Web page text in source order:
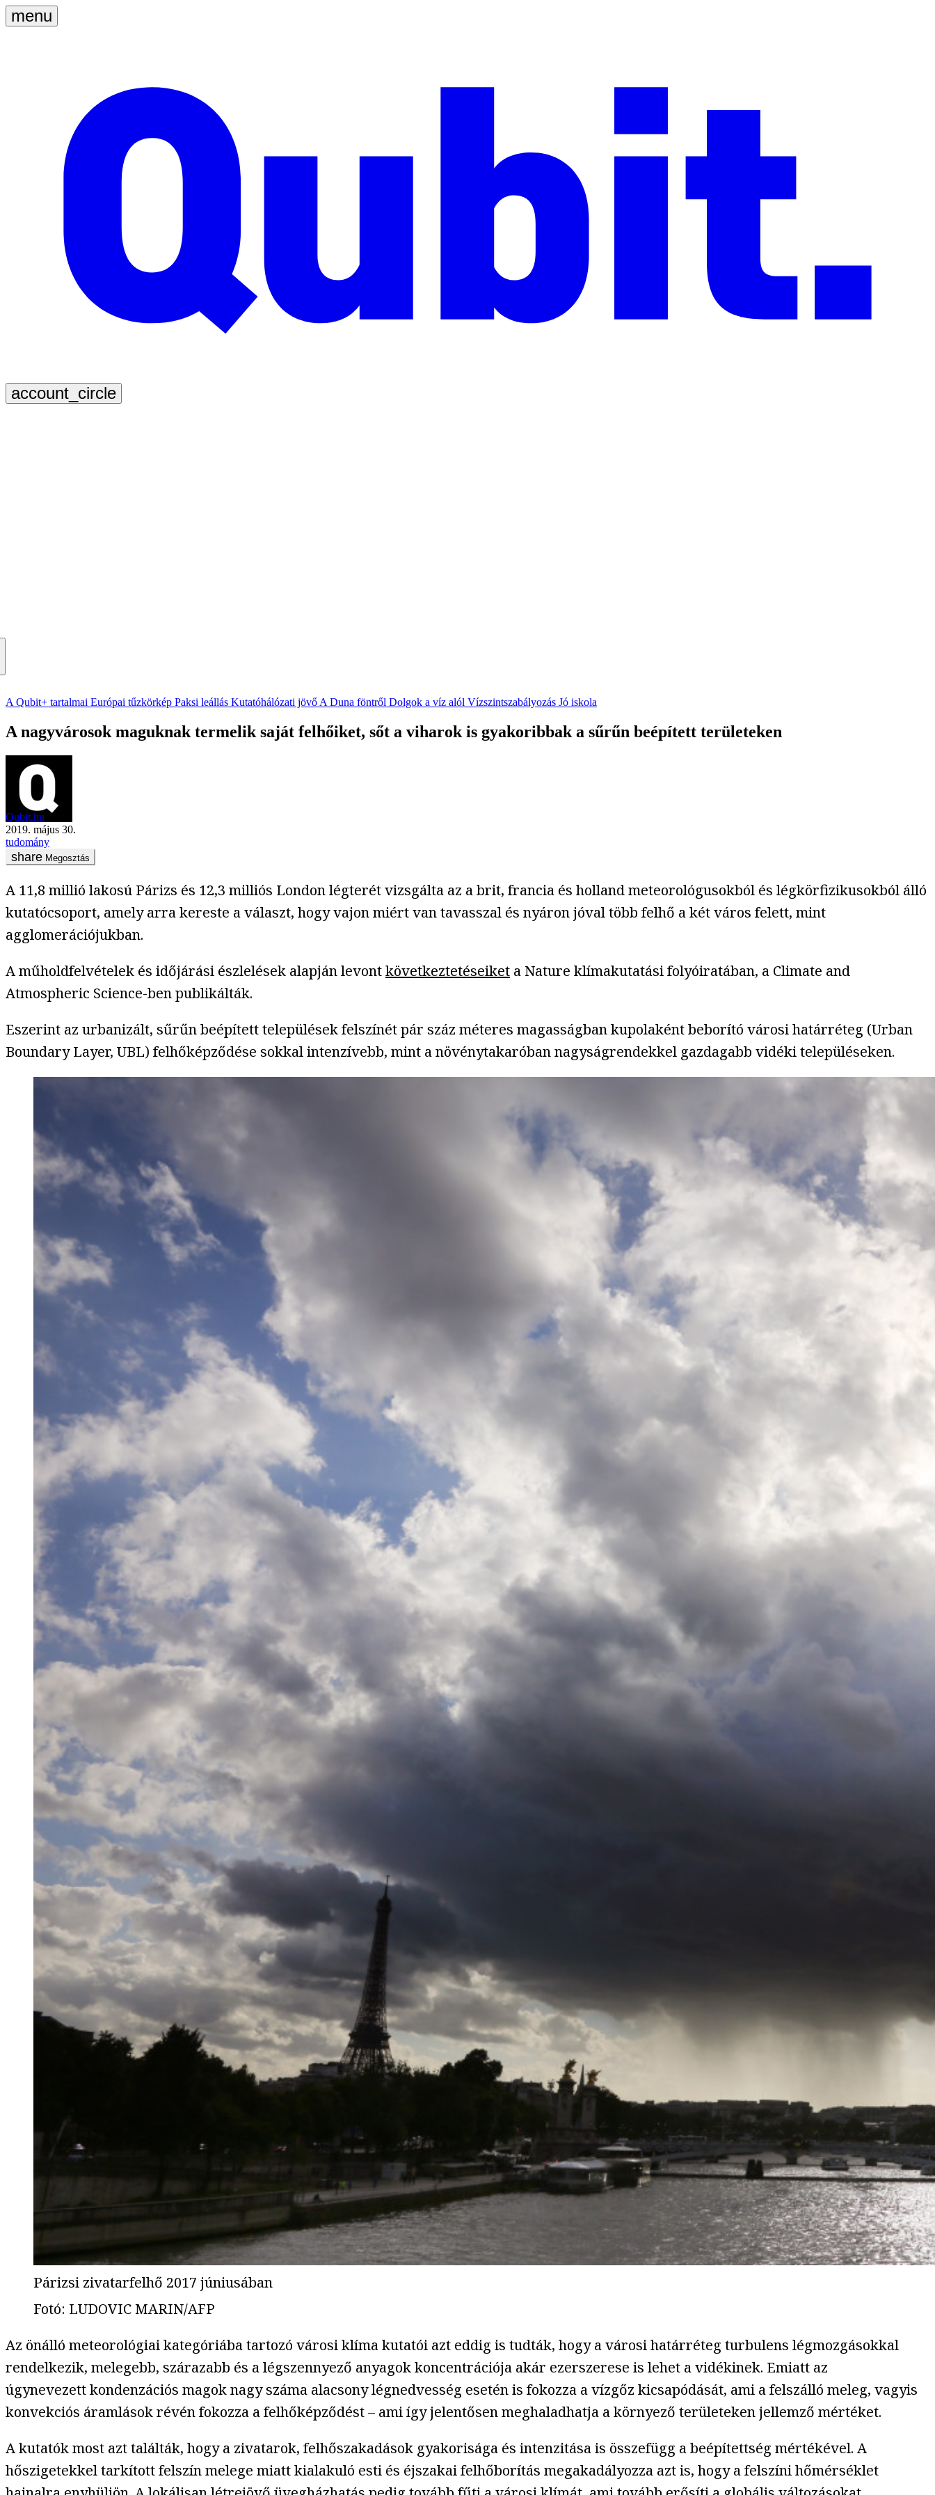
A Qubit+ tartalmai Európai tűzkörkép Paksi leállás Kutatóhálózati jövő A Duna föntről Dolgok a víz alól Vízszintszabályozás Jó iskola
A nagyvárosok maguknak termelik saját felhőiket, sőt a viharok is gyakoribbak a sűrűn beépített területeken
Qubit.hu
2019. május 30.
tudomány
Megosztás
A 11,8 millió lakosú Párizs és 12,3 milliós London légterét vizsgálta az a brit, francia és holland meteorológusokból és légkörfizikusokból álló
kutatócsoport, amely arra kereste a választ, hogy vajon miért van tavasszal és nyáron jóval több felhő a két város felett, mint
agglomerációjukban.
A műholdfelvételek és időjárási észlelések alapján levontkövetkeztetéseiket a Nature klímakutatási folyóiratában, a Climate and
Atmospheric Science-ben publikálták.
Eszerint az urbanizált, sűrűn beépített települések felszínét pár száz méteres magasságban kupolaként beborító városi határréteg (Urban
Boundary Layer, UBL) felhőképződése sokkal intenzívebb, mint a növénytakaróban nagyságrendekkel gazdagabb vidéki településeken.
Párizsi zivatarfelhő 2017 júniusában
Fotó: LUDOVIC MARIN/AFP
Az önálló meteorológiai kategóriába tartozó városi klíma kutatói azt eddig is tudták, hogy a városi határréteg turbulens légmozgásokkal
rendelkezik, melegebb, szárazabb és a légszennyező anyagok koncentrációja akár ezerszerese is lehet a vidékinek. Emiatt az
úgynevezett kondenzációs magok nagy száma alacsony légnedvesség esetén is fokozza a vízgőz kicsapódását, ami a felszálló meleg, vagyis
konvekciós áramlások révén fokozza a felhőképződést – ami így jelentősen meghaladhatja a környező területeken jellemző mértéket.
A kutatók most azt találták, hogy a zivatarok, felhőszakadások gyakorisága és intenzitása is összefügg a beépítettség mértékével. A
hőszigetekkel tarkított felszín melege miatt kialakuló esti és éjszakai felhőborítás megakadályozza azt is, hogy a felszíni hőmérséklet